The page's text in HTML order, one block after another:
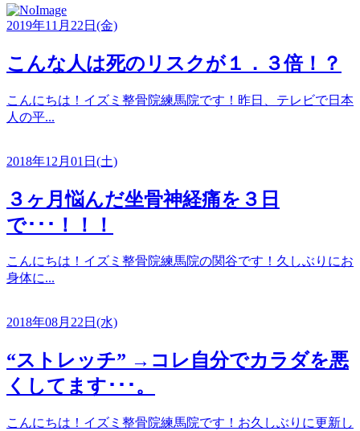
2019年11月22日(金)
こんな人は死のリスクが１．３倍！？
こんにちは！イズミ整骨院練馬院です！昨日、テレビで日本
人の平...
2018年12月01日(土)
３ヶ月悩んだ坐骨神経痛を３日
で･･･！！！
こんにちは！イズミ整骨院練馬院の関谷です！久しぶりにお
身体に...
2018年08月22日(水)
“ストレッチ” →コレ自分でカラダを悪
くしてます･･･。
こんにちは！イズミ整骨院練馬院です！お久しぶりに更新し